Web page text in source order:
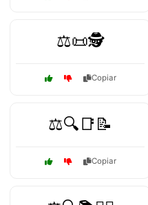
⚖️📜🕵️
Copiar
⚖️🔍📑📝
Copiar